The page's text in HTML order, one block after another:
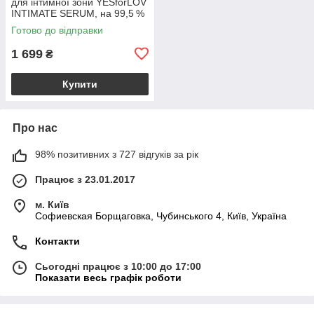
INTIMATE SERUM, на 99,5 %
натуральна, унісекс
Готово до відправки
1 699 ₴
Купити
Про нас
98% позитивних з 727 відгуків за рік
Працює з 23.01.2017
м. Київ
Софиевская Борщаговка, Чубинського 4, Київ, Україна
Контакти
Сьогодні працює з 10:00 до 17:00
Показати весь графік роботи